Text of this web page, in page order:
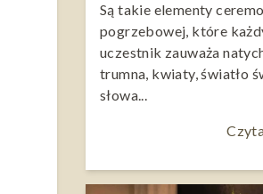
Są takie elementy
pogrzebowej, które
uczestnik zauważa
trumna, kwiaty, światło
słowa...